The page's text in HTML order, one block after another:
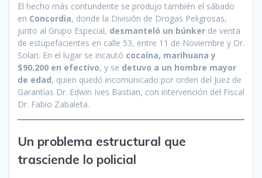
El hecho más contundente se produjo también el sábado
en Concordia, donde la División de Drogas Peligrosas,
junto al Grupo Especial, desmanteló un búnker de venta
de estupefacientes en calle 53, entre 11 de Noviembre y Dr.
Solari. En el lugar se incautó cocaína, marihuana y
$90.200 en efectivo, y se detuvo a un hombre mayor
de edad, quien quedó incomunicado por orden del Juez de
Garantías Dr. Edwin Ives Bastian, con intervención del Fiscal
Dr. Fabio Zabaleta.
Un problema estructural que
trasciende lo policial